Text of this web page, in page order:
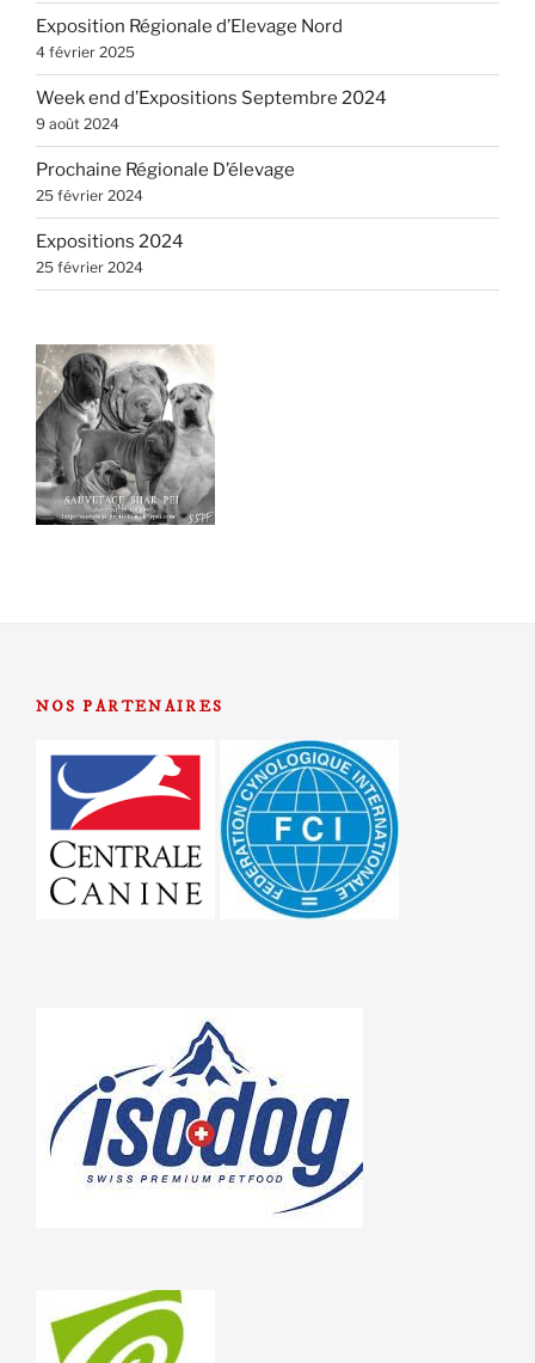
Exposition Régionale d’Elevage Nord
4 février 2025
Week end d’Expositions Septembre 2024
9 août 2024
Prochaine Régionale D’élevage
25 février 2024
Expositions 2024
25 février 2024
NOS PARTENAIRES